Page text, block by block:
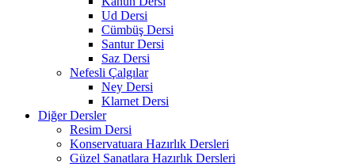
Ud Dersi
Cümbüş Dersi
Santur Dersi
Saz Dersi
Nefesli Çalgılar
Ney Dersi
Klarnet Dersi
Diğer Dersler
Resim Dersi
Konservatuara Hazırlık Dersleri
Güzel Sanatlara Hazırlık Dersleri